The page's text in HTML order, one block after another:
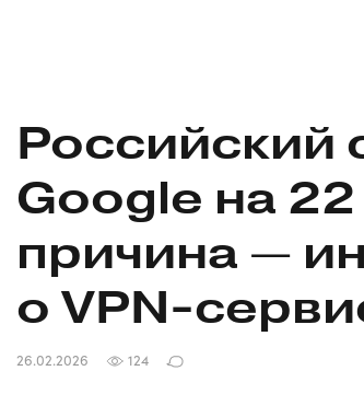
Российский
Google на
причина —
о VPN-
26.02.2026 124